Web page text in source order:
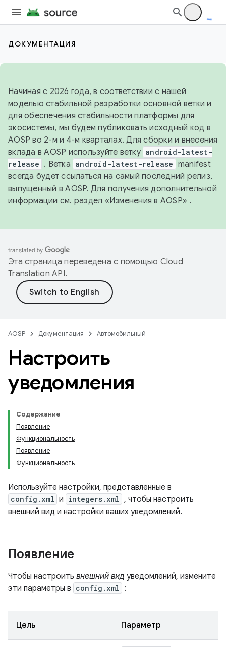
ДОКУМЕНТАЦИЯ
Начиная с 2026 года, в соответствии с нашей
моделью стабильной разработки основной ветки и
для обеспечения стабильности платформы для
экосистемы, мы будем публиковать исходный код в
AOSP во 2-м и 4-м кварталах. Для сборки и внесения
вклада в AOSP используйте ветку android-latest-
release . Ветка android-latest-release manifest
всегда будет ссылаться на самый последний релиз,
выпущенный в AOSP. Для получения дополнительной
информации см. раздел «Изменения в AOSP» .
Эта страница переведена с помощью Cloud
Translation API.
AOSP Документация Автомобильный
Настроить
уведомления
Содержание
Появление
Функциональность
Появление
Функциональность
Используйте настройки, представленные в
config.xml и integers.xml , чтобы настроить
внешний вид и настройки ваших уведомлений.
Появление
Чтобы настроить внешний вид уведомлений, измените
эти параметры в config.xml :
Цель Параметр